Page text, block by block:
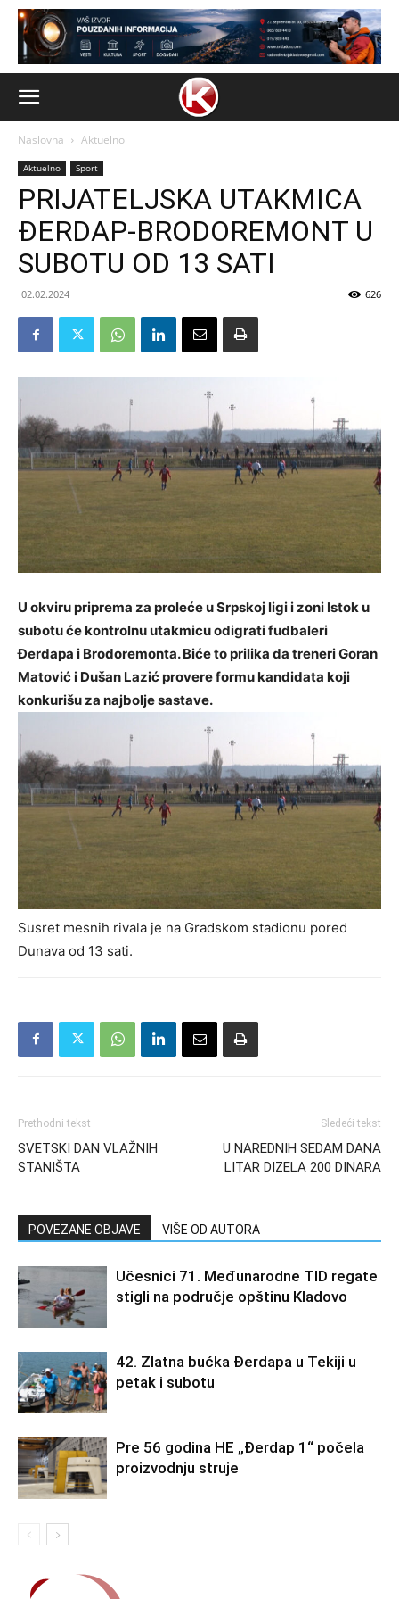
Naslovna Aktuelno
Aktuelno Sport
PRIJATELJSKA UTAKMICA
ĐERDAP-BRODOREMONT U
SUBOTU OD 13 SATI
02.02.2024 626
U okviru priprema za proleće u Srpskoj ligi i zoni Istok u
subotu će kontrolnu utakmicu odigrati fudbaleri
Đerdapa i Brodoremonta. Biće to prilika da treneri Goran
Matović i Dušan Lazić provere formu kandidata koji
konkurišu za najbolje sastave.
Susret mesnih rivala je na Gradskom stadionu pored
Dunava od 13 sati.
Prethodni tekst
SVETSKI DAN VLAŽNIH
STANIŠTA
Sledeći tekst
U NAREDNIH SEDAM DANA
LITAR DIZELA 200 DINARA
POVEZANE OBJAVE VIŠE OD AUTORA
Učesnici 71. Međunarodne TID regate
stigli na područje opštinu Kladovo
42. Zlatna bućka Đerdapa u Tekiji u
petak i subotu
Pre 56 godina HE „Đerdap 1“ počela
proizvodnju struje